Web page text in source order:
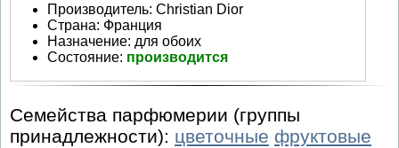
Производитель: Christian Dior
Страна: Франция
Назначение: для обоих
Состояние: производится
Семейства парфюмерии (группы
принадлежности): цветочные фруктовые